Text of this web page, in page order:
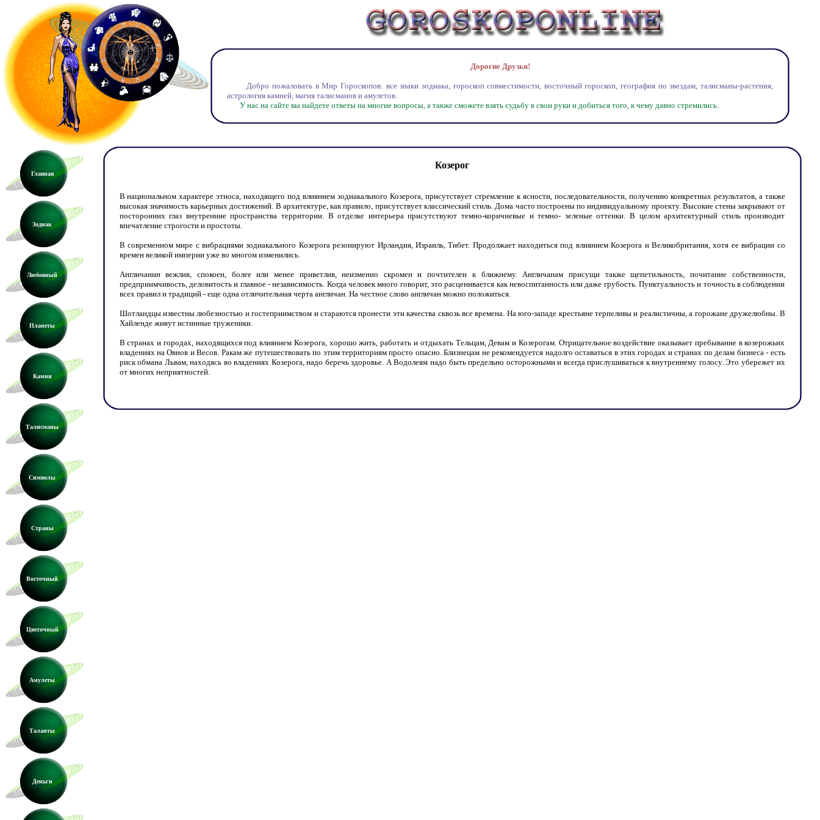
Дорогие Друзья!
Добро пожаловать в Мир Гороскопов: все знаки зодиака, гороскоп совместимости, восточный гороскоп, география по звездам, талисманы-растения,
астрология камней, магия талисманов и амулетов.
У нас на сайте вы найдете ответы на многие вопросы, а также сможете взять судьбу в свои руки и добиться того, к чему давно стремились.
Главная
Зодиак
Любовный
Планеты
Камни
Талисманы
Символы
Страны
Восточный
Цветочный
Амулеты
Таланты
Деньги
Козерог
В национальном характере этноса, находящего под влиянием зодиакального Козерога, присутствует стремление к ясности, последовательности, получению конкретных результатов, а также
высокая значимость карьерных достижений. В архитектуре, как правило, присутствует классический стиль. Дома часто построены по индивидуальному проекту. Высокие стены закрывают от
посторонних глаз внутренние пространства территории. В отделке интерьера присутствуют темно-коричневые и темно- зеленые оттенки. В целом архитектурный стиль производит
впечатление строгости и простоты.
В современном мире с вибрациями зодиакального Козерога резонируют Ирландия, Израиль, Тибет. Продолжает находиться под влиянием Козерога и Великобритания, хотя ее вибрации со
времен великой империи уже во многом изменились.
Англичанин вежлив, спокоен, более или менее приветлив, неизменно скромен и почтителен к ближнему. Англичанам присущи также щепетильность, почитание собственности,
предприимчивость, деловитость и главное - независимость. Когда человек много говорит, это расценивается как невоспитанность или даже грубость. Пунктуальность и точность в соблюдении
всех правил и традиций - еще одна отличительная черта англичан. На честное слово англичан можно положиться.
Шотландцы известны любезностью и гостеприимством и стараются пронести эти качества сквозь все времена. На юго-западе крестьяне терпеливы и реалистичны, а горожане дружелюбны. В
Хайленде живут истинные труженики.
В странах и городах, находящихся под влиянием Козерога, хорошо жить, работать и отдыхать Тельцам, Девам и Козерогам. Отрицательное воздействие оказывает пребывание в козерожьих
владениях на Овнов и Весов. Ракам же путешествовать по этим территориям просто опасно. Близнецам не рекомендуется надолго оставаться в этих городах и странах по делам бизнеса - есть
риск обмана Львам, находясь во владениях Козерога, надо беречь здоровье. А Водолеям надо быть предельно осторожными и всегда прислушиваться к внутреннему голосу. Это убережет их
от многих неприятностей.